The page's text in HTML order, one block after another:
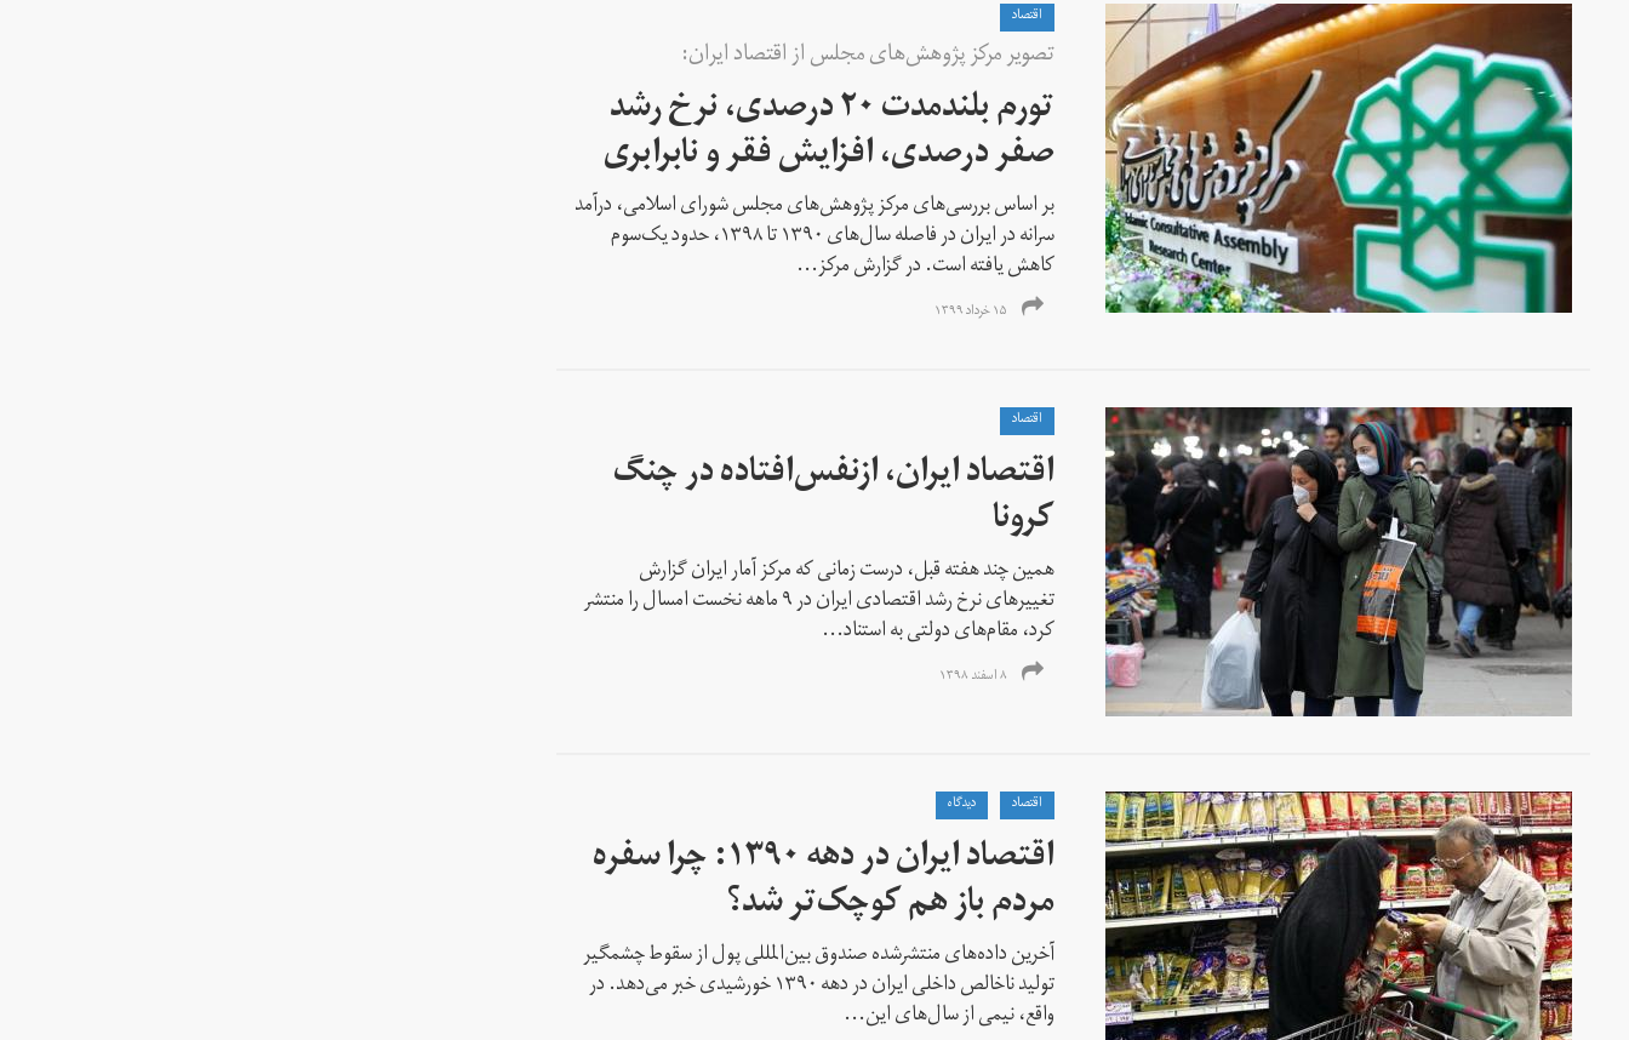
اقتصاد
تصویر مرکز پژوهش‌های مجلس از اقتصاد ایران:
تورم بلند‌مدت ۲۰ درصدی، نرخ رشد
صفر درصدی، افزایش فقر و نابرابری
بر اساس بررسی‌های مرکز پژوهش‌های مجلس شورای اسلامی، درآمد
سرانه در ایران در فاصله سال‌های ۱۳۹۰ تا ۱۳۹۸، حدود یک‌سوم
کاهش یافته است. در گزارش مرکز...
۱۵ خرداد ۱۳۹۹
اقتصاد
اقتصاد ایران، از‌نفس‌افتاده در چنگ
کرونا
همین چند هفته قبل، درست زمانی که مرکز آمار ایران گزارش
تغییرهای نرخ رشد اقتصادی ایران در ۹ ماهه نخست امسال را منتشر
کرد، مقام‌های دولتی به استناد...
۸ اسفند ۱۳۹۸
اقتصاد دیدگاه
اقتصاد ایران در دهه ۱۳۹۰: چرا سفره
مردم باز هم کوچک‌تر شد؟
آخرین داده‌های منتشر‌شده صندوق بین‌المللی پول از سقوط چشمگیر
تولید ناخالص داخلی ایران در دهه ۱۳۹۰ خورشیدی خبر می‌دهد. در
واقع، نیمی از سال‌های این...